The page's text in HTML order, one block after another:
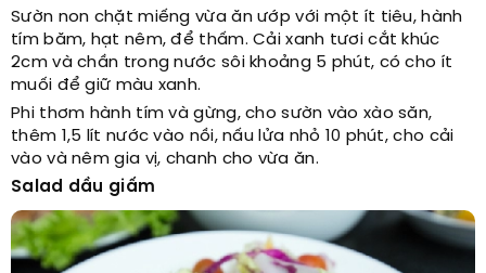
Sườn non chặt miếng vừa ăn ướp với một ít tiêu, hành
tím băm, hạt nêm, để thấm. Cải xanh tươi cắt khúc
2cm và chần trong nước sôi khoảng 5 phút, có cho ít
muối để giữ màu xanh.
Phi thơm hành tím và gừng, cho sườn vào xào săn,
thêm 1,5 lít nước vào nồi, nấu lửa nhỏ 10 phút, cho cải
vào và nêm gia vị, chanh cho vừa ăn.
Salad dầu giấm